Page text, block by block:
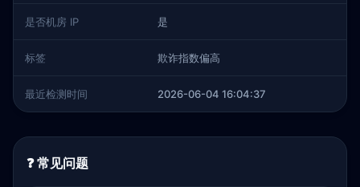
是否机房 IP 是
标签 欺诈指数偏高
最近检测时间 2026-06-04 16:04:37
❓ 常见问题